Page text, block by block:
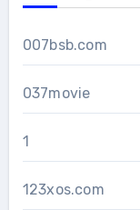
007bsb.com
037movie
1
123xos.com